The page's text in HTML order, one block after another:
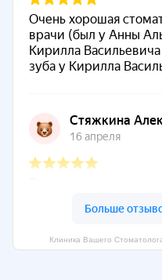
Клиника Вашего